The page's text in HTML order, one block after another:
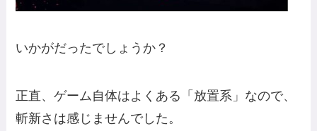
いかがだったでしょうか？
正直、ゲーム自体はよくある「放置系」なので、
斬新さは感じませんでした。